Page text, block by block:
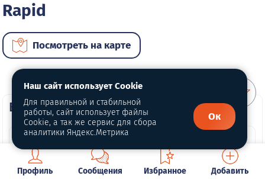
Rapid
Посмотреть на карте
ВИП автомобили
Профиль Сообщения Избранное Добавить
Наш сайт использует Cookie
Для правильной и стабильной
работы, сайт использует файлы
Cookie, а так же сервис для сбора
аналитики Яндекс.Метрика
Ок